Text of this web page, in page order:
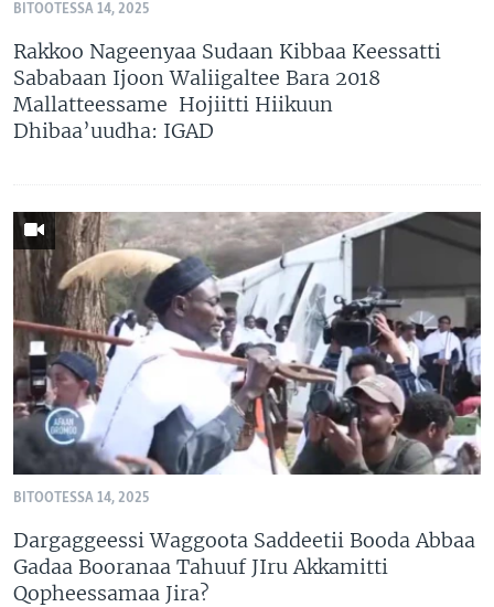
BITOOTESSA 14, 2025
Rakkoo Nageenyaa Sudaan Kibbaa Keessatti
Sababaan Ijoon Waliigaltee Bara 2018
Mallatteessame Hojiitti Hiikuun
Dhibaa’uudha: IGAD
BITOOTESSA 14, 2025
Dargaggeessi Waggoota Saddeetii Booda Abbaa
Gadaa Booranaa Tahuuf JIru Akkamitti
Qopheessamaa Jira?